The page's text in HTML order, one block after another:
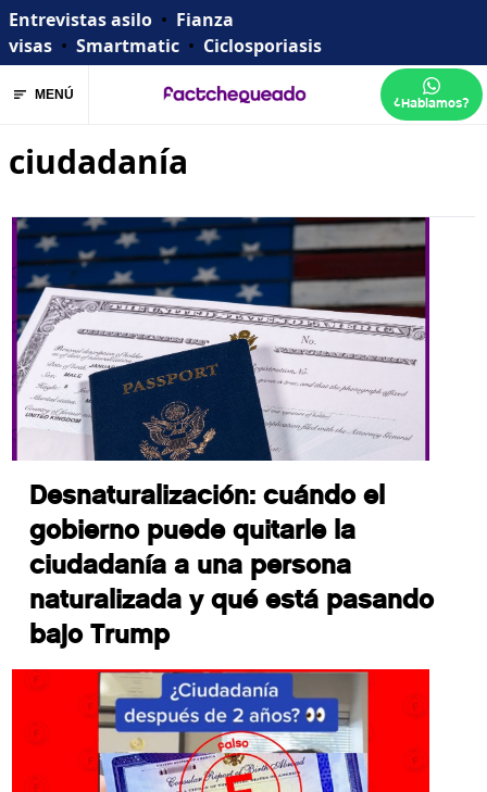
Entrevistas asilo • Fianza
visas • Smartmatic • Ciclosporiasis
MENÚ ¿Hablamos?
ciudadanía
Desnaturalización: cuándo el
gobierno puede quitarle la
ciudadanía a una persona
naturalizada y qué está pasando
bajo Trump